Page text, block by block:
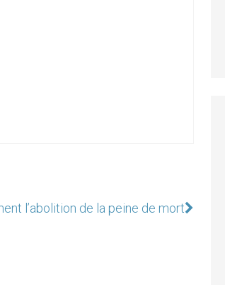
l’abolition de la peine de mort